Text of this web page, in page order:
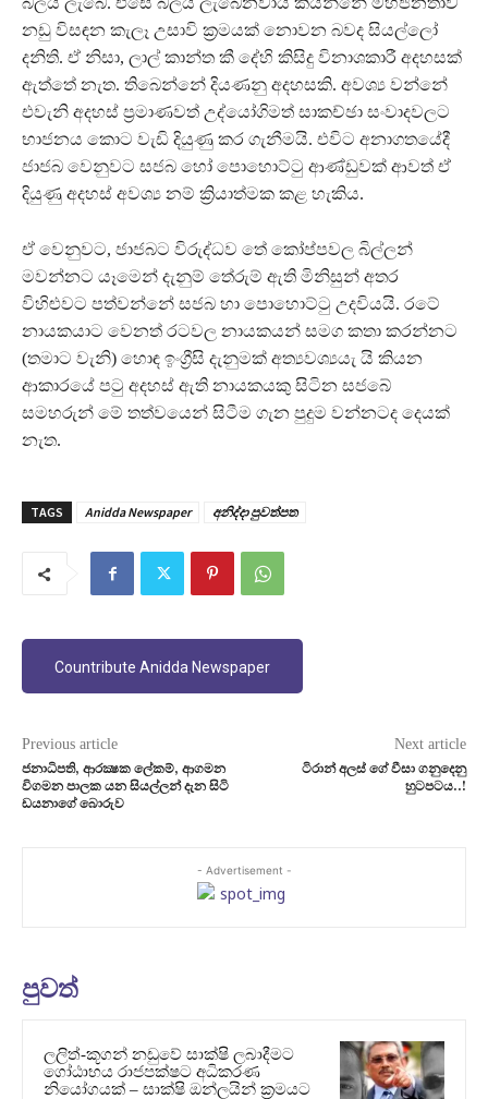
නඩු විසඳන කැලෑ උසාවි ක්‍රමයක් නොවන බවද සියල්ලෝ
දනිති. ඒ නිසා, ලාල් කාන්ත කී දේහි කිසිදු විනාශකාරී අදහසක්
ඇත්තේ නැත. තිබෙන්නේ දියණනු අදහසකි. අවශ්‍ය වන්නේ
එවැනි අදහස් ප්‍රමාණවත් උද්යෝගිමත් සාකච්ඡා සංවාදවලට
භාජනය කොට වැඩි දියුණු කර ගැනීමයි. එවිට අනාගතයේදී
ජාජබ වෙනුවට සජබ හෝ පොහොට්ටු ආණ්ඩුවක් ආවත් ඒ
දියුණු අදහස් අවශ්‍ය නම් ක්‍රියාත්මක කළ හැකිය.
ඒ වෙනුවට, ජාජබට විරුද්ධව තේ කෝප්පවල බිල්ලන්
මවන්නට යෑමෙන් දැනුම් තේරුම් ඇති මිනිසුන් අතර
විහිළුවට පත්වන්නේ සජබ හා පොහොට්ටු උදවියයි. රටේ
නායකයාට වෙනත් රටවල නායකයන් සමග කතා කරන්නට
(තමාට වැනි) හොඳ ඉංග්‍රීසි දැනුමක් අත්‍යවශ්‍යයැ යි කියන
ආකාරයේ පටු අදහස් ඇති නායකයකු සිටින සජබේ
සමහරුන් මේ තත්වයෙන් සිටීම ගැන පුදුම වන්නටද දෙයක්
නැත.
TAGS Anidda Newspaper අනිද්දා පුවත්පත
Countribute Anidda Newspaper
Previous article
ජනාධිපති, ආරක්‍ෂක ලේකම්, ආගමන
විගමන පාලක යන සියල්ලන් දැන සිටි
ඩයනාගේ බොරුව
Next article
ටිරාන් අලස් ගේ වීසා ගනුදෙනු
හුටපටය..!
- Advertisement -
පුවත්
ලලිත්-කූගන් නඩුවේ සාක්ෂි ලබාදීමට
ගෝඨාභය රාජපක්ෂට අධිකරණ
නියෝගයක් – සාක්ෂි ඔන්ලයින් ක්‍රමයට